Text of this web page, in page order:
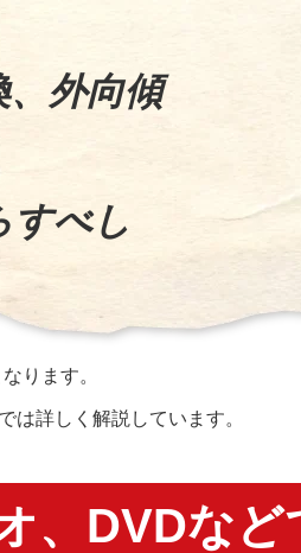
外向傾
すべし
ります。
は詳しく解説しています。
、DVDなど